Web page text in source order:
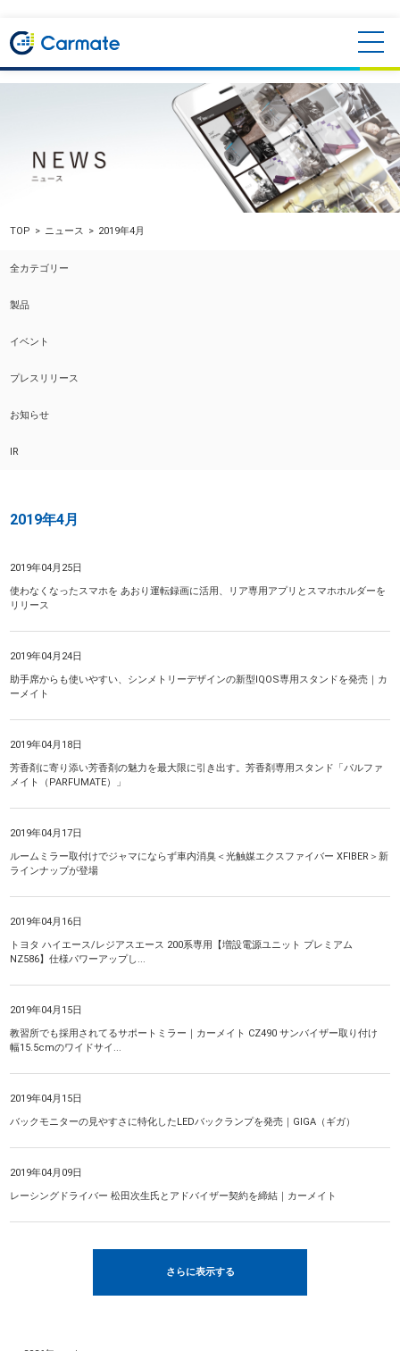
TOP ニュース 2019年4月
全カテゴリー
製品
イベント
プレスリリース
お知らせ
IR
2019年4月
2019年04月25日
使わなくなったスマホを あおり運転録画に活用、リア専用アプリとスマホホルダーを
リリース
2019年04月24日
助手席からも使いやすい、シンメトリーデザインの新型IQOS専用スタンドを発売｜カ
ーメイト
2019年04月18日
芳香剤に寄り添い芳香剤の魅力を最大限に引き出す。芳香剤専用スタンド「パルファ
メイト（PARFUMATE）」
2019年04月17日
ルームミラー取付けでジャマにならず車内消臭＜光触媒エクスファイバー XFIBER＞新
ラインナップが登場
2019年04月16日
トヨタ ハイエース/レジアスエース 200系専用【増設電源ユニット プレミアム
NZ586】仕様パワーアップし...
2019年04月15日
教習所でも採用されてるサポートミラー｜カーメイト CZ490 サンバイザー取り付け
幅15.5cmのワイドサイ...
2019年04月15日
バックモニターの見やすさに特化したLEDバックランプを発売｜GIGA（ギガ）
2019年04月09日
レーシングドライバー 松田次生氏とアドバイザー契約を締結｜カーメイト
さらに表示する